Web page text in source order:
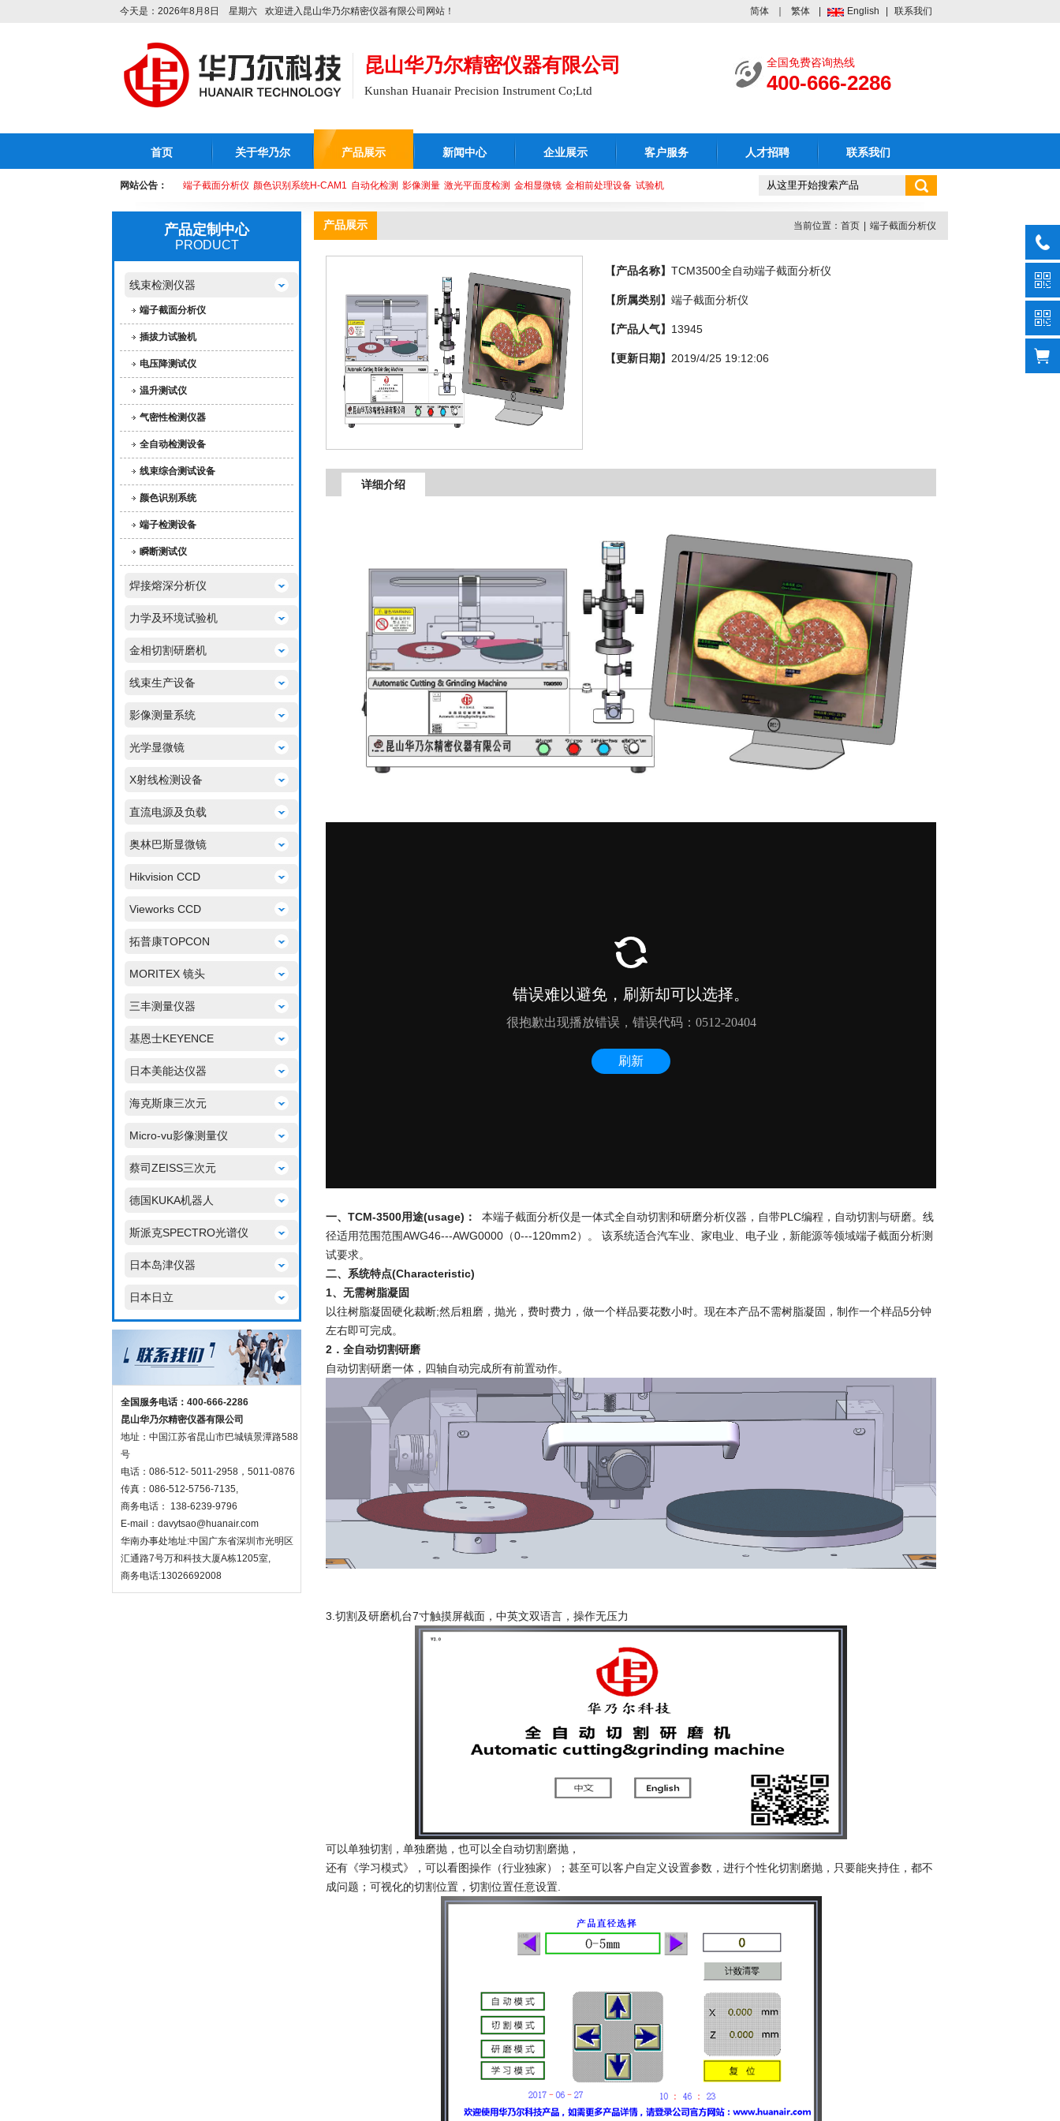
今天是：2026年8月8日 星期六 欢迎进入昆山华乃尔精密仪器有限公司网站！ 简体 繁体 English 联系我们
昆山华乃尔精密仪器有限公司
Kunshan Huanair Precision Instrument Co;Ltd
全国免费咨询热线
400-666-2286
首页 关于华乃尔 产品展示 新闻中心 企业展示 客户服务 人才招聘 联系我们
网站公告： 端子截面分析仪 颜色识别系统H-CAM1 自动化检测 影像测量 激光平面度检测 金相显微镜 金相前处理设备 试验机
产品定制中心
PRODUCT
线束检测仪器
端子截面分析仪
插拔力试验机
电压降测试仪
温升测试仪
气密性检测仪器
全自动检测设备
线束综合测试设备
颜色识别系统
端子检测设备
瞬断测试仪
焊接熔深分析仪
力学及环境试验机
金相切割研磨机
线束生产设备
影像测量系统
光学显微镜
X射线检测设备
直流电源及负载
奥林巴斯显微镜
Hikvision CCD
Vieworks CCD
拓普康TOPCON
MORITEX 镜头
三丰测量仪器
基恩士KEYENCE
日本美能达仪器
海克斯康三次元
Micro-vu影像测量仪
蔡司ZEISS三次元
德国KUKA机器人
斯派克SPECTRO光谱仪
日本岛津仪器
日本日立
全国服务电话：400-666-2286
昆山华乃尔精密仪器有限公司
地址：中国江苏省昆山市巴城镇景潭路588
号
电话：086-512- 5011-2958，5011-0876
传真：086-512-5756-7135,
商务电话： 138-6239-9796
E-mail： davytsao@huanair.com
华南办事处地址:中国广东省深圳市光明区
汇通路7号万和科技大厦A栋1205室,
商务电话:13026692008
产品展示 当前位置： 首页 端子截面分析仪
【产品名称】 TCM3500全自动端子截面分析仪
【所属类别】 端子截面分析仪
【产品人气】 13945
【更新日期】 2019/4/25 19:12:06
详细介绍
一、TCM-3500用途(usage)：
本端子截面分析仪是一体式全自动切割和研磨分析仪器，自带PLC编程，自动切割与研磨。线
径适用范围范围AWG46---AWG0000（0---120mm2）。 该系统适合汽车业、家电业、电子业，新能源等领域端子截面分析测
试要求。
二、系统特点(Characteristic)
1、无需树脂凝固
以往树脂凝固硬化裁断;然后粗磨，抛光，费时费力，做一个样品要花数小时。现在本产品不需树脂凝固，制作一个样品5分钟
左右即可完成。
2．全自动切割研磨
自动切割研磨一体，四轴自动完成所有前置动作。
3.切割及研磨机台7寸触摸屏截面，中英文双语言，操作无压力
可以单独切割，单独磨抛，也可以全自动切割磨抛，
还有《学习模式》，可以看图操作（行业独家）；甚至可以客户自定义设置参数，进行个性化切割磨抛，只要能夹持住，都不
成问题；可视化的切割位置，切割位置任意设置.